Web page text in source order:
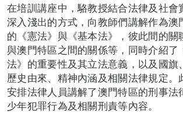
在培訓講座中，駱教授結合法律及社會
深入淺出的方式，向教師們講解作為澳
的《憲法》與《基本法》，彼此間的關
與澳門特區之間的關係等，同時介紹了
法》的重要性及其立法意義，以及國旗
歷史由來、精神內涵及相關法律規定。
安排法律人員講解了澳門特區的刑事法
少年犯罪行為及相關刑責等內容。